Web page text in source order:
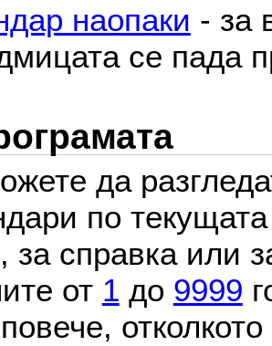
наопаки - за
се пада
да
по
, за справка или
от 1 до 9999